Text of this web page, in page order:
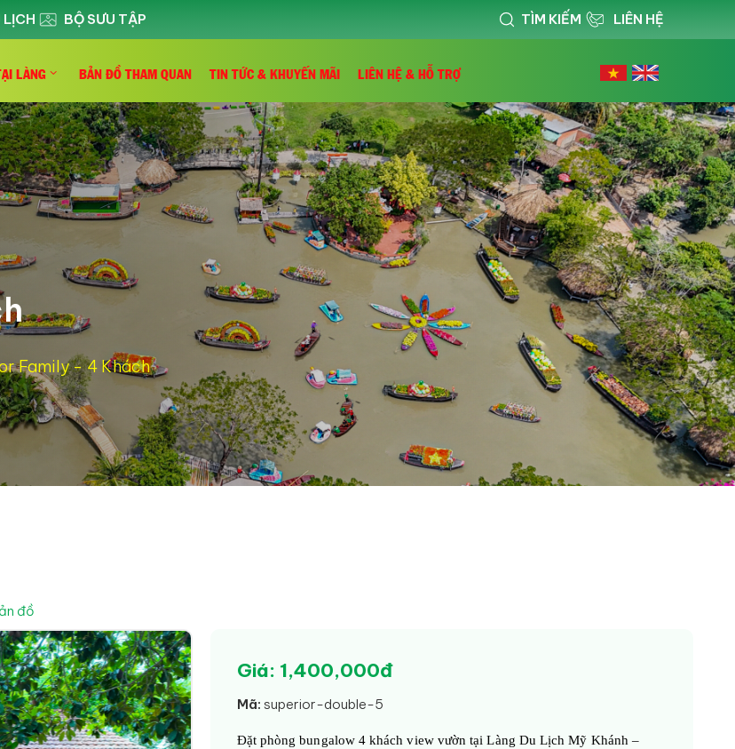
LỊCH BỘ SƯU TẬP TÌM KIẾM LIÊN HỆ
LÀNG BẢN ĐỒ THAM QUAN TIN TỨC & KHUYẾN MÃI LIÊN HỆ & HỖ TRỢ
Family - 4 Khách
đồ
Giá: 1,400,000đ
Mã: superior-double-5
Đặt phòng bungalow 4 khách view vườn tại Làng Du Lịch Mỹ Khánh –